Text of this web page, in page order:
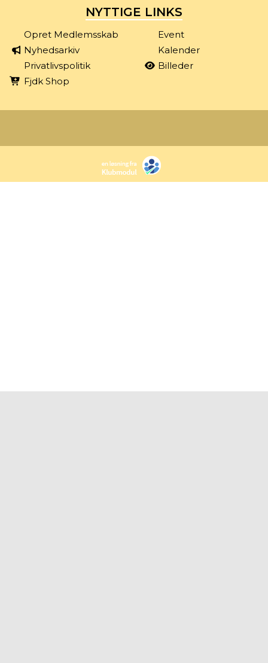
NYTTIGE LINKS
Opret Medlemsskab
Event
Nyhedsarkiv
Kalender
Privatlivspolitik
Billeder
Fjdk Shop